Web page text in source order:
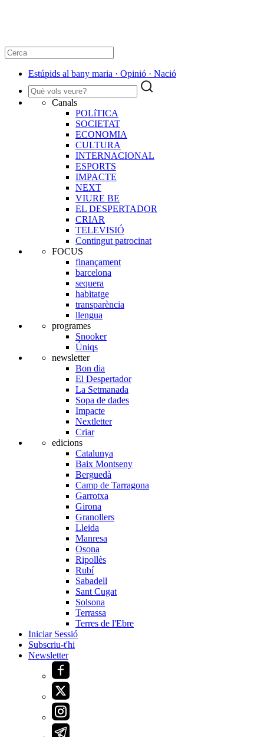
Estúpids al bany maria · Opinió · Nació
Canals
POLíTICA
SOCIETAT
ECONOMIA
CULTURA
INTERNACIONAL
ESPORTS
IMPACTE
NEXT
VIURE BE
EL DESPERTADOR
CRIAR
TELEVISIÓ
Contingut patrocinat
FOCUS
finançament
barcelona
sequera
habitatge
transparència
llengua
programes
Snooker
Úniqs
newsletter
Bon dia
El Despertador
La Setmanada
Sopa de dades
Impacte
Nextletter
Criar
edicions
Catalunya
Baix Montseny
Berguedà
Camp de Tarragona
Garrotxa
Girona
Granollers
Lleida
Manresa
Osona
Ripollès
Rubí
Sabadell
Sant Cugat
Solsona
Terrassa
Terres de l'Ebre
Iniciar Sessió
Subscriu-t'hi
Newsletter